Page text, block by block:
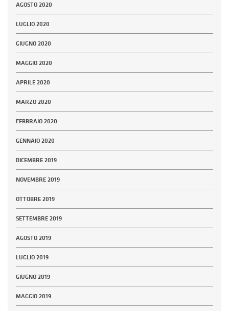
AGOSTO 2020
LUGLIO 2020
GIUGNO 2020
MAGGIO 2020
APRILE 2020
MARZO 2020
FEBBRAIO 2020
GENNAIO 2020
DICEMBRE 2019
NOVEMBRE 2019
OTTOBRE 2019
SETTEMBRE 2019
AGOSTO 2019
LUGLIO 2019
GIUGNO 2019
MAGGIO 2019